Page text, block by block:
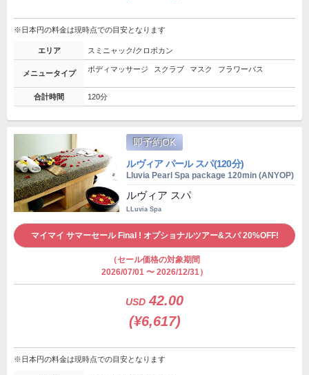
※日本円の料金は現時点での目安となります
エリア スミニャック/クロボカン
メニュータイプ ボディマッサージ スクラブ マスク フラワーバス
合計時間 120分
即予約OK
ルヴィア パール スパ(120分)
Lluvia Pearl Spa package 120min (ANYOP)
ルヴィア スパ
LLuvia Spa
マイマイ サマーセール Final ! オプショナルツアー&スパ 20%OFF!
（セール価格の対象期間
2026/07/01 〜 2026/12/31）
USD 42.00
(¥6,617)
※日本円の料金は現時点での目安となります